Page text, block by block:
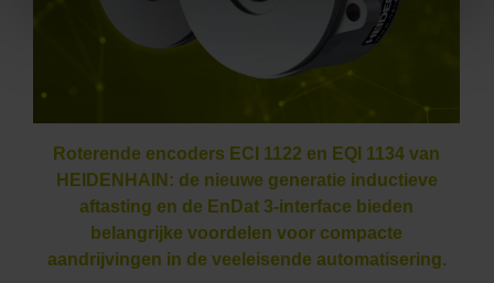
Roterende encoders ECI 1122 en EQI 1134 van
HEIDENHAIN: de nieuwe generatie inductieve
aftasting en de EnDat 3-interface bieden
belangrijke voordelen voor compacte
aandrijvingen in de veeleisende automatisering.